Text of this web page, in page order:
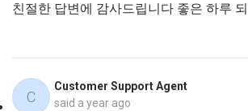
친절한 답변에 감사드립니다 좋은 하루
C
Customer Support Agent
said a year ago